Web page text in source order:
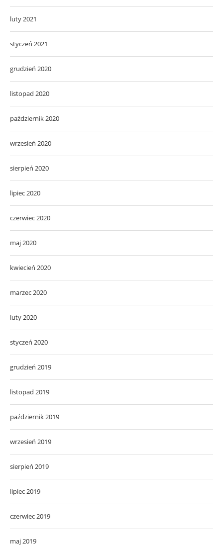
luty 2021
styczeń 2021
grudzień 2020
listopad 2020
październik 2020
wrzesień 2020
sierpień 2020
lipiec 2020
czerwiec 2020
maj 2020
kwiecień 2020
marzec 2020
luty 2020
styczeń 2020
grudzień 2019
listopad 2019
październik 2019
wrzesień 2019
sierpień 2019
lipiec 2019
czerwiec 2019
maj 2019